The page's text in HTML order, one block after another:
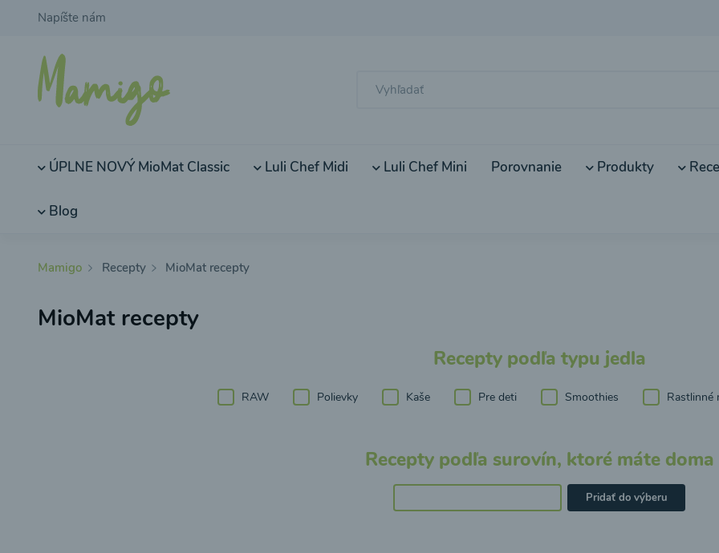
Napíšte nám
ÚPLNE NOVÝ MioMat Classic Luli Chef Midi Luli Chef Mini Porovnanie Produkty
Blog
Mamigo Recepty MioMat recepty
MioMat recepty
Recepty podľa typu jedla
RAW Polievky Kaše Pre deti Smoothies Rastlinné
Recepty podľa surovín, ktoré máte doma
Pridať do výberu